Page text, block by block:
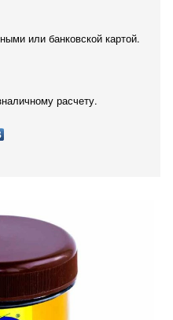
или банковской картой.
расчету.